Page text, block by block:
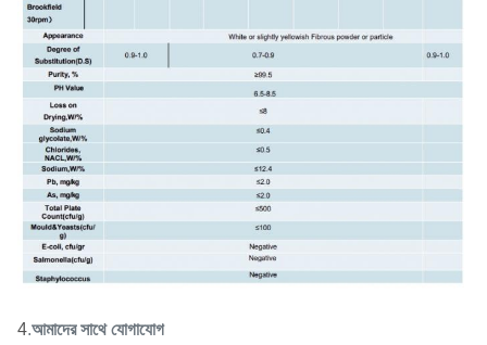
4.আমাদের সাথে যোগাযোগ